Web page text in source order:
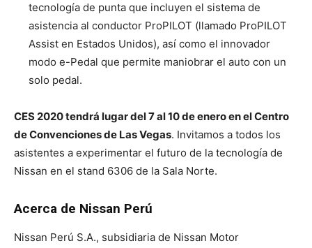
tecnología de punta que incluyen el sistema de
asistencia al conductor ProPILOT (llamado ProPILOT
Assist en Estados Unidos), así como el innovador
modo e-Pedal que permite maniobrar el auto con un
solo pedal.
CES 2020 tendrá lugar del 7 al 10 de enero en el Centro
de Convenciones de Las Vegas. Invitamos a todos los
asistentes a experimentar el futuro de la tecnología de
Nissan en el stand 6306 de la Sala Norte.
Acerca de Nissan Perú
Nissan Perú S.A., subsidiaria de Nissan Motor